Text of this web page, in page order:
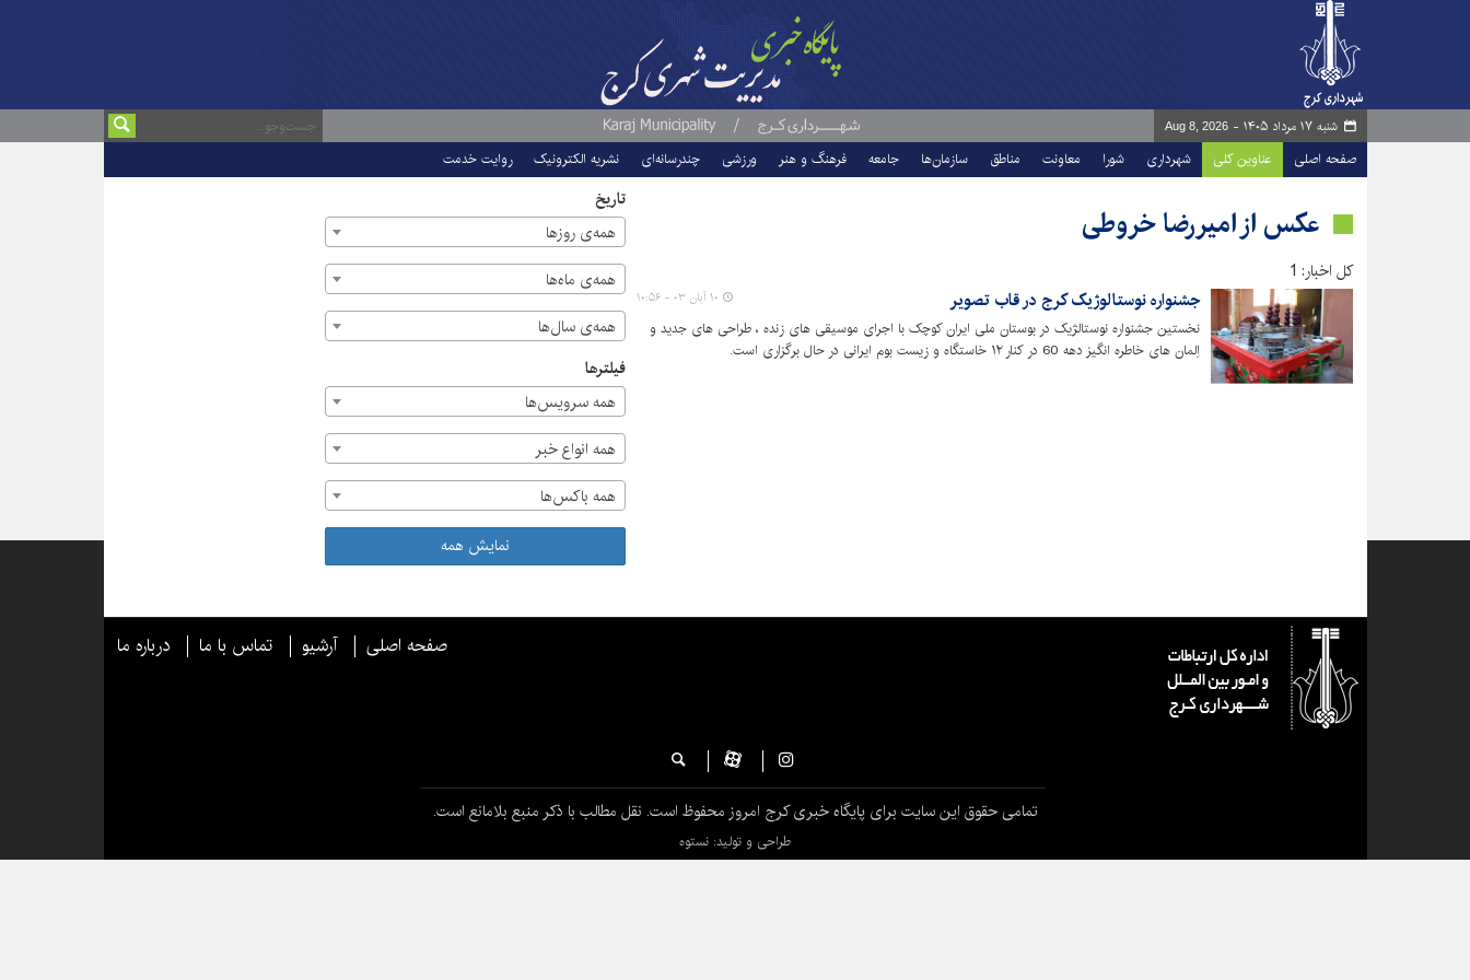
شنبه ۱۷ مرداد ۱۴۰۵ - Aug 8, 2026
صفحه اصلی عناوین کلی شهرداری شورا معاونت مناطق سازمان‌ها جامعه فرهنگ و هنر ورزشی چندرسانه‌ای نشریه الکترونیک روایت خدمت
عکس از امیررضا خروطی
کل اخبار: 1
جشنواره نوستالوژیک کرج در قاب تصویر
نخستین جشنواره نوستالژیک در بوستان ملی ایران کوچک با اجرای موسیقی های زنده ، طراحی های جدید و
اِلمان های خاطره انگیز دهه 60 در کنار ۱۲ خاستگاه و زیست بوم ایرانی در حال برگزاری است.
۱۰ آبان ۰۳ - ۱۰:۵۶
تاریخ
همه‌ی روزها
همه‌ی ماه‌ها
همه‌ی سال‌ها
فیلترها
همه سرویس‌ها
همه انواع خبر
همه باکس‌ها
نمایش همه
صفحه اصلی آرشیو تماس با ما درباره ما
تمامی حقوق این سایت برای پایگاه خبری کرج امروز محفوظ است. نقل مطالب با ذکر منبع بلامانع است.
طراحی و تولید: نستوه